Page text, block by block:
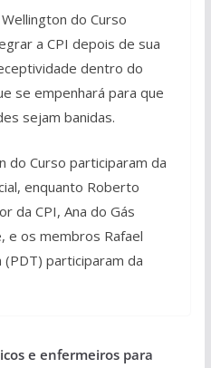
do Curso
a CPI depois de sua
dentro do
se empenhará para que
sejam banidas.
do Curso participaram da
enquanto Roberto
da CPI, Ana do Gás
e os membros Rafael
participaram da
e enfermeiros para